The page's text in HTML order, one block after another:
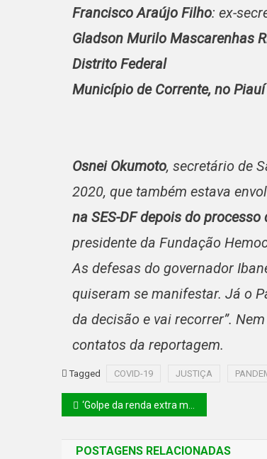
Francisco Araújo Filho: ex-
Gladson Murilo Mascarenhas
Distrito Federal
Município de Corrente, no Piauí
Osnei Okumoto, secretário de
2020, que também estava
na SES-DF depois do
presidente da Fundação
As defesas do governador
quiseram se manifestar. Já o
da decisão e vai recorrer”.
contatos da reportagem.
Tagged COVID-19 JUSTIÇA
‘Golpe da renda extra me fez perder R$ 1.728’, diz vítima; entenda o risco de aceitar fazer pequenas tarefas pelo celular
POSTAGENS RELACIONADAS